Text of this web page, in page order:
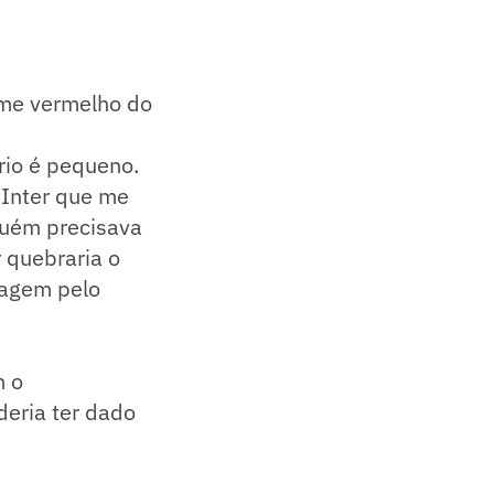
vermelho do
é pequeno.
que me
precisava
o
pelo
o
ter dado